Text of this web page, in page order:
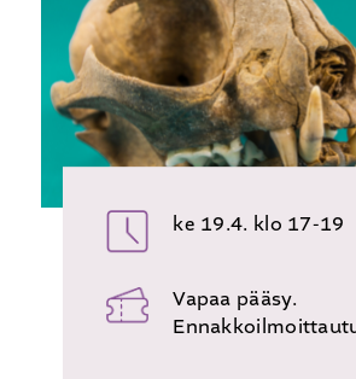
ke 19.4. klo 17-19
Vapaa pääsy.